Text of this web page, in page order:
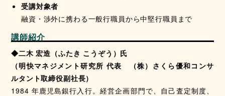
受講対象者
融資・渉外に携わる一般行職員から中堅行職員まで
講師紹介
◆二木 宏造（ふたき こうぞう）氏
（明快マネジメント研究所 代表 （株）さくら優和コンサ
ルタント取締役副社長）
1984 年鹿児島銀行入行。経営企画部門で、自己査定制度、